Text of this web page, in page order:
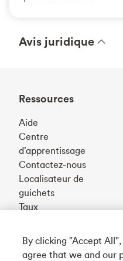
Avis juridique
Ressources
Aide
Centre
d’apprentissage
Contactez-nous
Localisateur de
guichets
Taux
Téléchargez notre
By clicking "Accept
agree that we and our